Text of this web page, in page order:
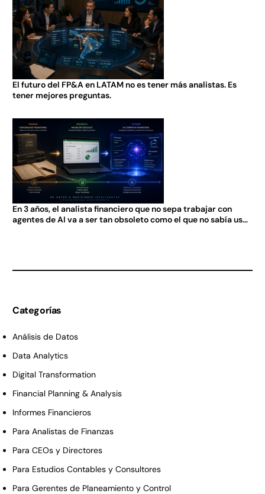
El futuro del FP&A en LATAM no es tener más analistas. Es
tener mejores preguntas.
En 3 años, el analista financiero que no sepa trabajar con
agentes de AI va a ser tan obsoleto como el que no sabía usar
Categorías
Análisis de Datos
Data Analytics
Digital Transformation
Financial Planning & Analysis
Informes Financieros
Para Analistas de Finanzas
Para CEOs y Directores
Para Estudios Contables y Consultores
Para Gerentes de Planeamiento y Control